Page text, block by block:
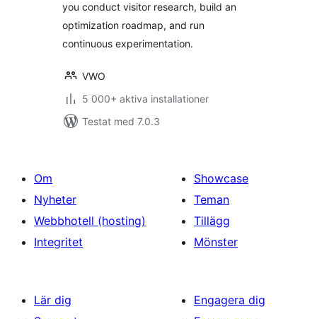
you conduct visitor research, build an
optimization roadmap, and run
continuous experimentation.
VWO
5 000+ aktiva installationer
Testat med 7.0.3
Om
Nyheter
Webbhotell (hosting)
Integritet
Showcase
Teman
Tillägg
Mönster
Lär dig
Engagera dig